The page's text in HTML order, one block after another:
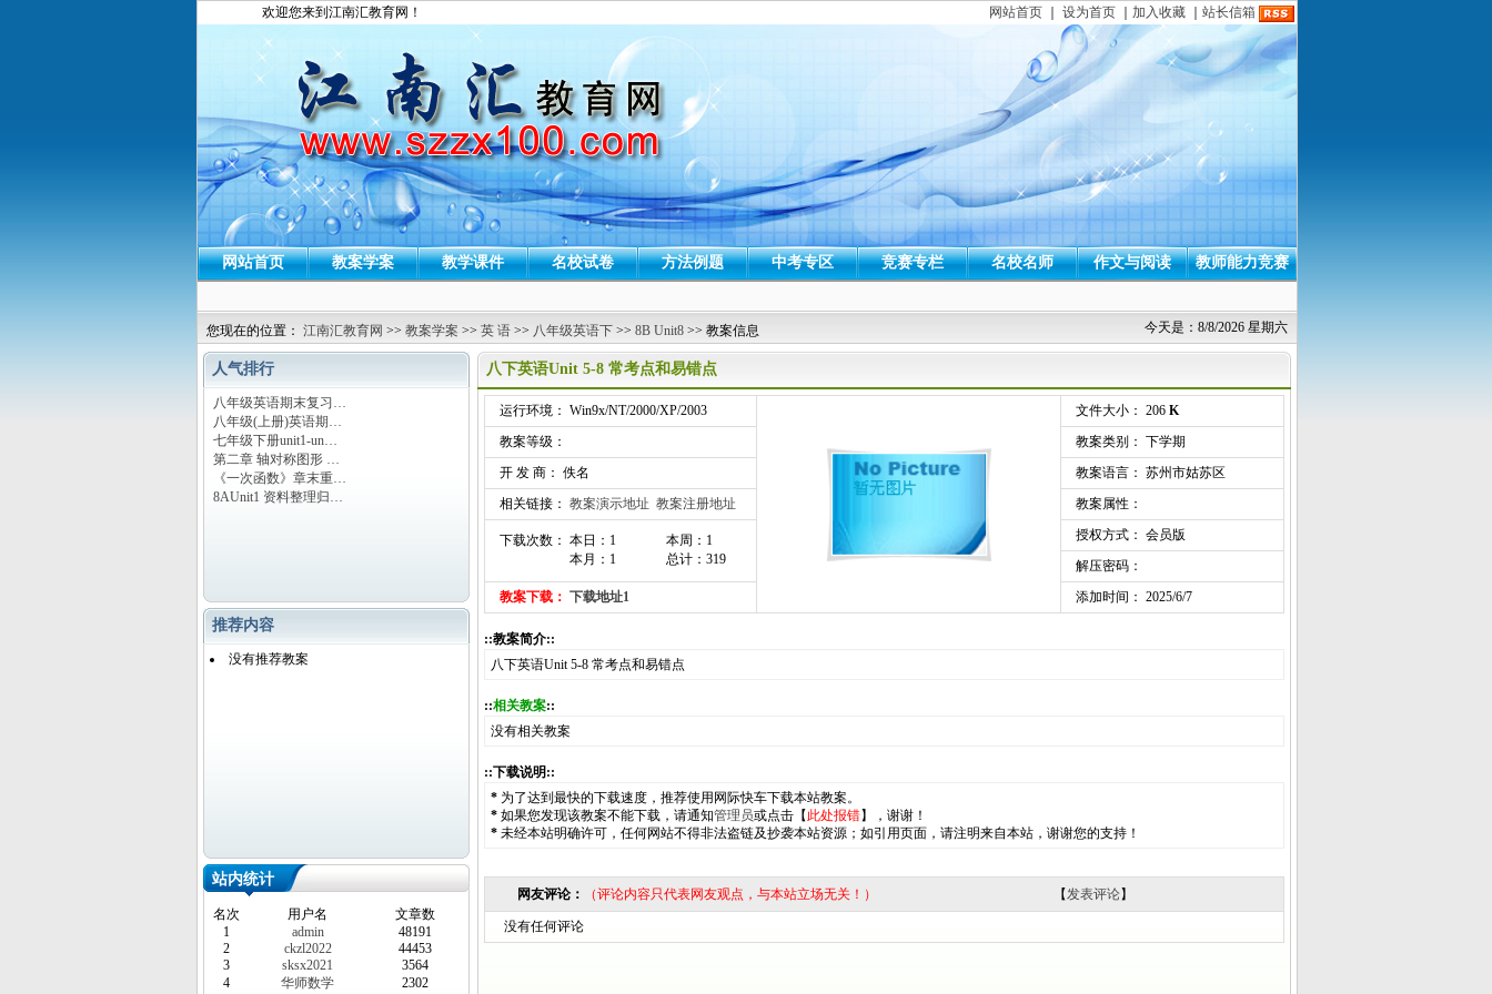
欢迎您来到江南汇教育网！ 网站首页 设为首页 加入收藏 站长信箱
网站首页 教案学案 教学课件 名校试卷 方法例题 中考专区 竞赛专栏 名校名师 作文与阅读 教师能力竞赛
今天是：8/8/2026 星期六
您现在的位置： 江南汇教育网 >> 教案学案 >> 英 语 >> 八年级英语下 >> 8B Unit8 >> 教案信息
人气排行
八年级英语期末复习…
八年级(上册)英语期…
七年级下册unit1-un…
第二章 轴对称图形 …
《一次函数》章末重…
8AUnit1 资料整理归…
推荐内容
没有推荐教案
站内统计
名次 用户名
文章数
1
admin
48191
2
ckzl2022
44453
3
sksx2021
3564
4
华师数学
2302
八下英语Unit 5-8 常考点和易错点
运行环境： Win9x/NT/2000/XP/2003 文件大小： 206 K
教案等级：
教案类别： 下学期
开 发 商： 佚名
教案语言： 苏州市姑苏区
相关链接： 教案演示地址 教案注册地址 教案属性：
下载次数： 本日：1
本月：1
本周：1
总计：319
授权方式： 会员版
解压密码：
教案下载： 下载地址1 添加时间： 2025/6/7
::教案简介::
八下英语Unit 5-8 常考点和易错点
::相关教案::
没有相关教案
::下载说明::
* 为了达到最快的下载速度，推荐使用网际快车下载本站教案。
* 如果您发现该教案不能下载，请通知管理员或点击【 此处报错】，谢谢！
* 未经本站明确许可，任何网站不得非法盗链及抄袭本站资源；如引用页面，请注明来自本站，谢谢您的支持！
网友评论： （评论内容只代表网友观点，与本站立场无关！） 【发表评论】
没有任何评论